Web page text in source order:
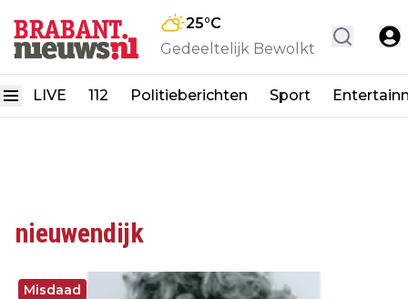
25°C
Gedeeltelijk Bewolkt
LIVE 112 Politieberichten Sport
nieuwendijk
Misdaad